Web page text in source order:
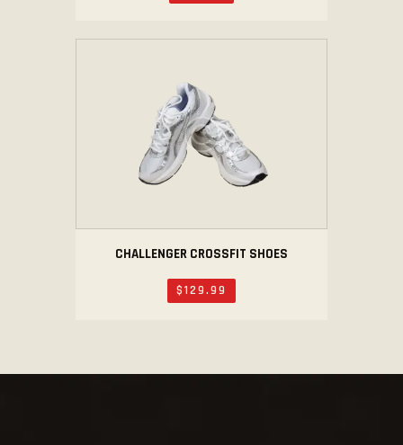
CHALLENGER CROSSFIT SHOES
$129.99